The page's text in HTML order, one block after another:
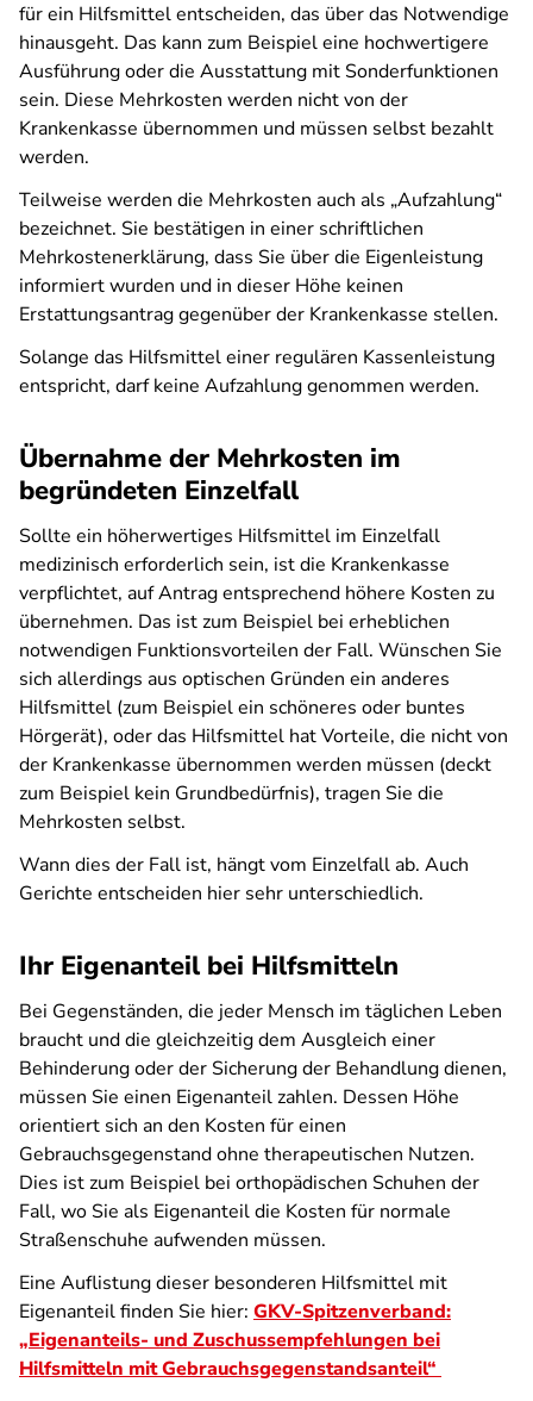
für ein Hilfsmittel entscheiden, das über das Notwendige
hinausgeht. Das kann zum Beispiel eine hochwertigere
Ausführung oder die Ausstattung mit Sonderfunktionen
sein. Diese Mehrkosten werden nicht von der
Krankenkasse übernommen und müssen selbst bezahlt
werden.
Teilweise werden die Mehrkosten auch als „Aufzahlung“
bezeichnet. Sie bestätigen in einer schriftlichen
Mehrkostenerklärung, dass Sie über die Eigenleistung
informiert wurden und in dieser Höhe keinen
Erstattungsantrag gegenüber der Krankenkasse stellen.
Solange das Hilfsmittel einer regulären Kassenleistung
entspricht, darf keine Aufzahlung genommen werden.
Übernahme der Mehrkosten im
begründeten Einzelfall
Sollte ein höherwertiges Hilfsmittel im Einzelfall
medizinisch erforderlich sein, ist die Krankenkasse
verpflichtet, auf Antrag entsprechend höhere Kosten zu
übernehmen. Das ist zum Beispiel bei erheblichen
notwendigen Funktionsvorteilen der Fall. Wünschen Sie
sich allerdings aus optischen Gründen ein anderes
Hilfsmittel (zum Beispiel ein schöneres oder buntes
Hörgerät), oder das Hilfsmittel hat Vorteile, die nicht von
der Krankenkasse übernommen werden müssen (deckt
zum Beispiel kein Grundbedürfnis), tragen Sie die
Mehrkosten selbst.
Wann dies der Fall ist, hängt vom Einzelfall ab. Auch
Gerichte entscheiden hier sehr unterschiedlich.
Ihr Eigenanteil bei Hilfsmitteln
Bei Gegenständen, die jeder Mensch im täglichen Leben
braucht und die gleichzeitig dem Ausgleich einer
Behinderung oder der Sicherung der Behandlung dienen,
müssen Sie einen Eigenanteil zahlen. Dessen Höhe
orientiert sich an den Kosten für einen
Gebrauchsgegenstand ohne therapeutischen Nutzen.
Dies ist zum Beispiel bei orthopädischen Schuhen der
Fall, wo Sie als Eigenanteil die Kosten für normale
Straßenschuhe aufwenden müssen.
Eine Auflistung dieser besonderen Hilfsmittel mit
Eigenanteil finden Sie hier: GKV-Spitzenverband:
„Eigenanteils- und Zuschussempfehlungen bei
Hilfsmitteln mit Gebrauchsgegenstandsanteil“